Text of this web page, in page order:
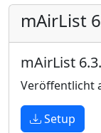
mAirList 6
mAirList
Veröffentlicht
Setup